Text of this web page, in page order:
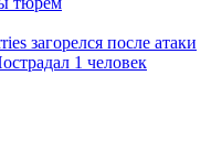
загорелся после атаки
1 человек